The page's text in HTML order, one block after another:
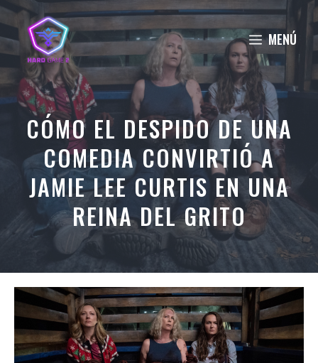
Saltar
al
contenido
MENÚ
CÓMO EL DESPIDO DE UNA
COMEDIA CONVIRTIÓ A
JAMIE LEE CURTIS EN UNA
REINA DEL GRITO